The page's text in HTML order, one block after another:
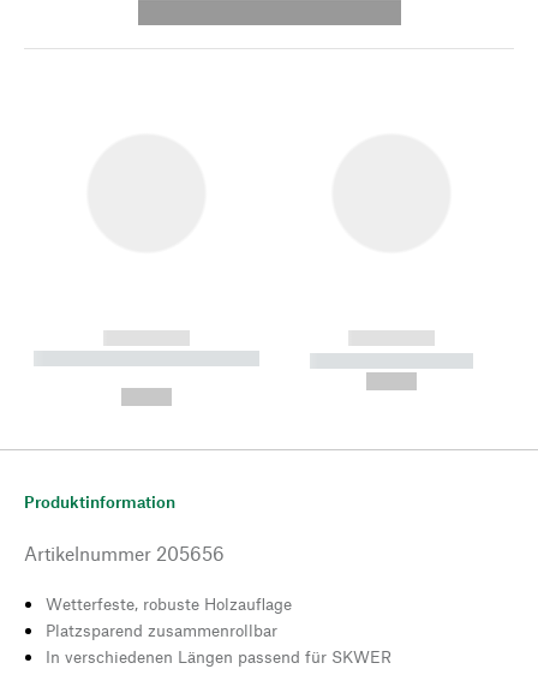
------------
----------- ----------- --------
------------
----------- -----------
Produktinformation
Artikelnummer 205656
Wetterfeste, robuste Holzauflage
Platzsparend zusammenrollbar
In verschiedenen Längen passend für SKWER